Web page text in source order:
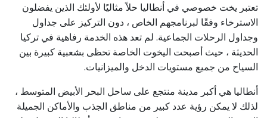
تعتبر يخت خصوصي في أنطاليا حلاً مثاليًا لأولئك الذين يفضلون
الاسترخاء وفقًا لبرنامجهم الخاص ، دون التركيز على جداول
وجداول الرحلات الجماعية. لم تعد هذه الخدمة رفاهية في تركيا
الحديثة ، حيث أصبحت اليخوت الخاصة تحظى بشعبية كبيرة بين
السياح من جميع مستويات الدخل والميزانيات.
أنطاليا هي أكبر مدينة منتجع على ساحل البحر الأبيض المتوسط ،
لذلك لا يمكن رؤية عدد كبير من مناطق الجذب والأماكن الجميلة